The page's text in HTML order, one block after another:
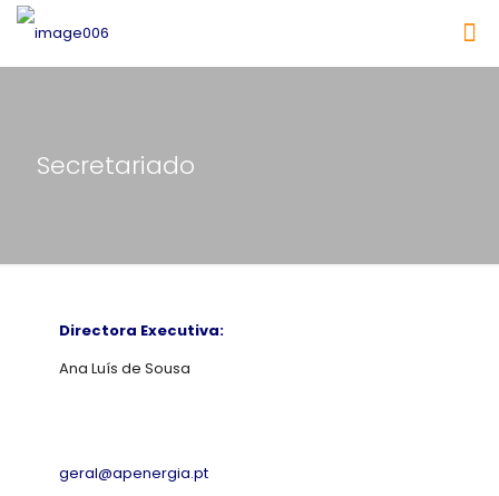
Secretariado
Directora Executiva:
Ana Luís de Sousa
geral@apenergia.pt